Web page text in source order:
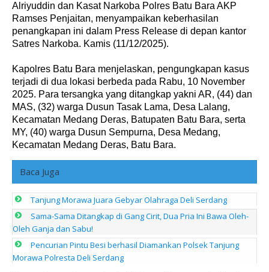
Alriyuddin dan Kasat Narkoba Polres Batu Bara AKP
Ramses Penjaitan, menyampaikan keberhasilan
penangkapan ini dalam Press Release di depan kantor
Satres Narkoba. Kamis (11/12/2025).
Kapolres Batu Bara menjelaskan, pengungkapan kasus
terjadi di dua lokasi berbeda pada Rabu, 10 November
2025. Para tersangka yang ditangkap yakni AR, (44) dan
MAS, (32) warga Dusun Tasak Lama, Desa Lalang,
Kecamatan Medang Deras, Batupaten Batu Bara, serta
MY, (40) warga Dusun Sempurna, Desa Medang,
Kecamatan Medang Deras, Batu Bara.
Baca Juga
Tanjung Morawa Juara Gebyar Olahraga Deli Serdang
Sama-Sama Ditangkap di Gang Cirit, Dua Pria Ini Bawa Oleh-
Oleh Ganja dan Sabu!
Pencurian Pintu Besi berhasil Diamankan Polsek Tanjung
Morawa Polresta Deli Serdang